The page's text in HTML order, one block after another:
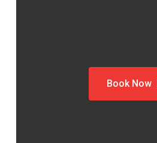
Book Now